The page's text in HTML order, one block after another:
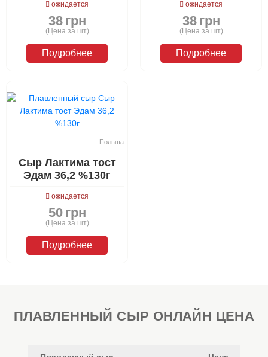
ожидается
38 грн
(Цена за шт)
Подробнее
ожидается
38 грн
(Цена за шт)
Подробнее
Польша
Сыр Лактима тост
Эдам 36,2 %130г
ожидается
50 грн
(Цена за шт)
Подробнее
ПЛАВЛЕННЫЙ СЫР ОНЛАЙН ЦЕНА